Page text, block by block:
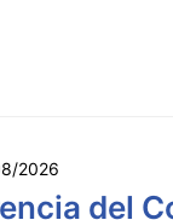
2026
del